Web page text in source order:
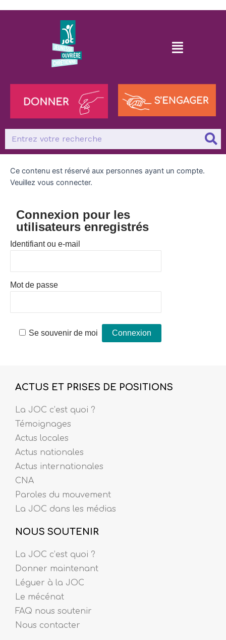
Ce contenu est réservé aux personnes ayant un compte.
Veuillez vous connecter.
Connexion pour les
utilisateurs enregistrés
Identifiant ou e-mail
Mot de passe
Se souvenir de moi
ACTUS ET PRISES DE POSITIONS
La JOC c’est quoi ?
Témoignages
Actus locales
Actus nationales
Actus internationales
CNA
Paroles du mouvement
La JOC dans les médias
NOUS SOUTENIR
La JOC c’est quoi ?
Donner maintenant
Léguer à la JOC
Le mécénat
FAQ nous soutenir
Nous contacter